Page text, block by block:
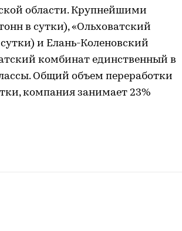
области. Крупнейшими
в сутки), «Ольховатский
и Елань-Коленовский
комбинат единственный в
Общий объем переработки
компания занимает 23%